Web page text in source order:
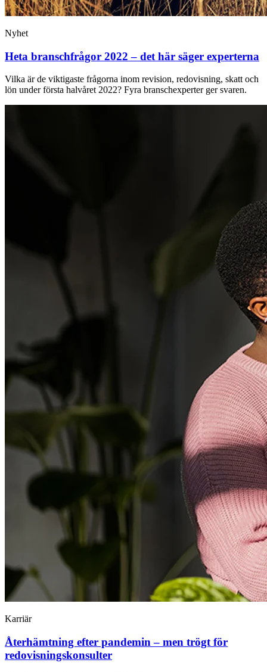
Nyhet
Heta branschfrågor 2022 – det här säger experterna
Vilka är de viktigaste frågorna inom revision, redovisning, skatt och
lön under första halvåret 2022? Fyra branschexperter ger svaren.
Karriär
Återhämtning efter pandemin – men trögt för
redovisningskonsulter